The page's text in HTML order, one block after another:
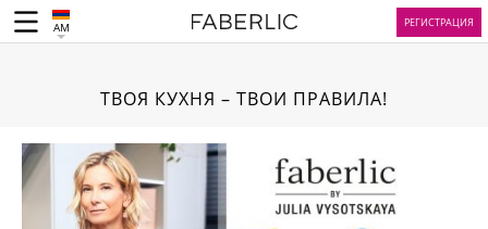
AM РЕГИСТРАЦИЯ
ТВОЯ КУХНЯ – ТВОИ ПРАВИЛА!